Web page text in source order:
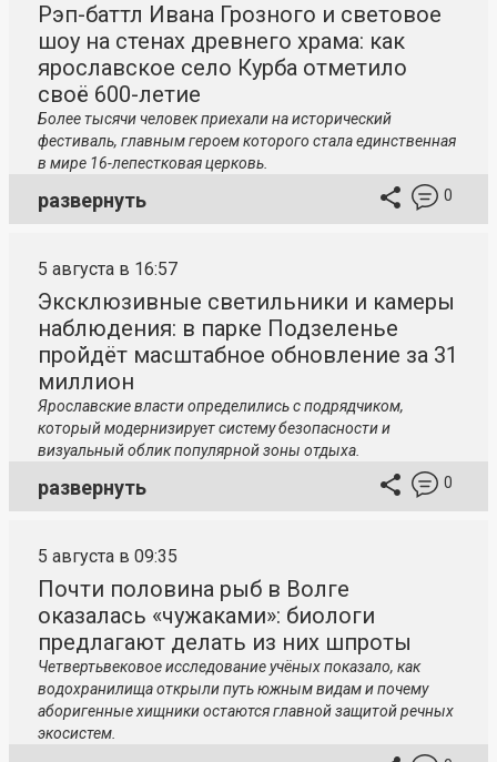
Рэп-баттл Ивана Грозного и световое
шоу на стенах древнего храма: как
ярославское село Курба отметило
своё 600-летие
Более тысячи человек приехали на исторический
фестиваль, главным героем которого стала единственная
в мире 16-лепестковая церковь.
развернуть 0
5 августа в 16:57
Эксклюзивные светильники и камеры
наблюдения: в парке Подзеленье
пройдёт масштабное обновление за 31
миллион
Ярославские власти определились с подрядчиком,
который модернизирует систему безопасности и
визуальный облик популярной зоны отдыха.
развернуть 0
5 августа в 09:35
Почти половина рыб в Волге
оказалась «чужаками»: биологи
предлагают делать из них шпроты
Четвертьвековое исследование учёных показало, как
водохранилища открыли путь южным видам и почему
аборигенные хищники остаются главной защитой речных
экосистем.